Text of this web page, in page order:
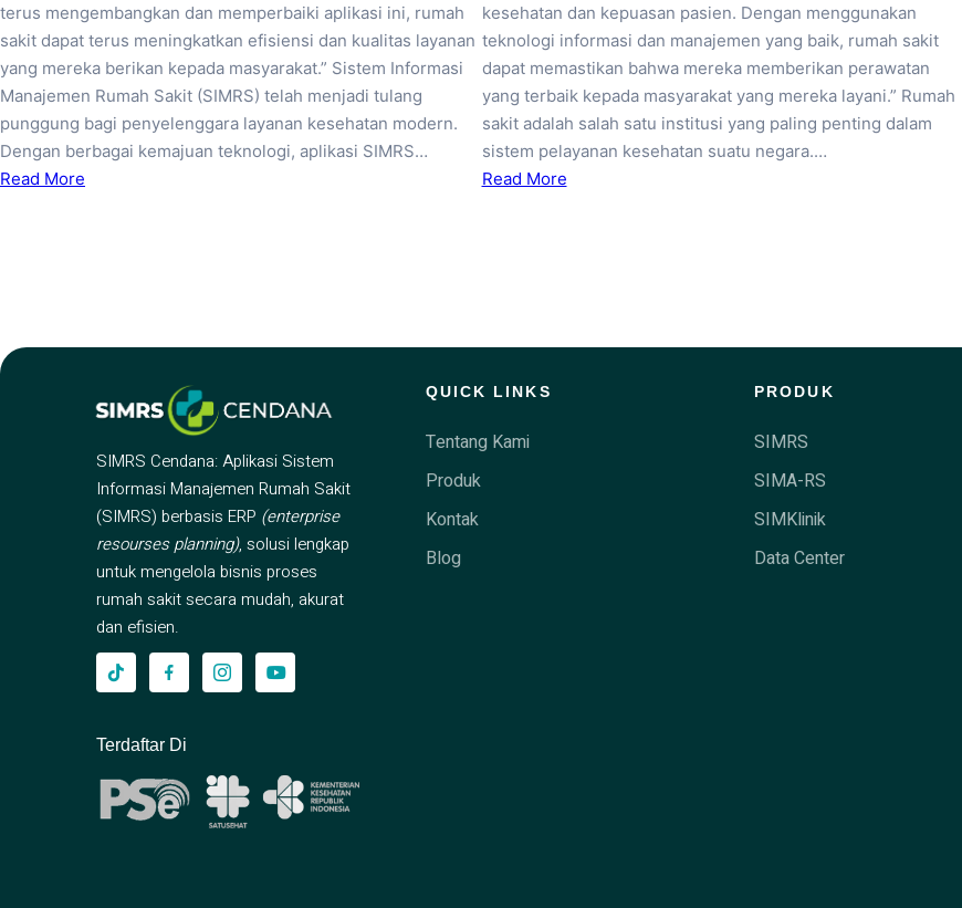
terus mengembangkan dan memperbaiki aplikasi ini, rumah
sakit dapat terus meningkatkan efisiensi dan kualitas layanan
yang mereka berikan kepada masyarakat.” Sistem Informasi
Manajemen Rumah Sakit (SIMRS) telah menjadi tulang
punggung bagi penyelenggara layanan kesehatan modern.
Dengan berbagai kemajuan teknologi, aplikasi SIMRS…
Read More
kesehatan dan kepuasan pasien. Dengan menggunakan
teknologi informasi dan manajemen yang baik, rumah sakit
dapat memastikan bahwa mereka memberikan perawatan
yang terbaik kepada masyarakat yang mereka layani.” Rumah
sakit adalah salah satu institusi yang paling penting dalam
sistem pelayanan kesehatan suatu negara.…
Read More
SIMRS Cendana: Aplikasi Sistem
Informasi Manajemen Rumah Sakit
(SIMRS) berbasis ERP (enterprise
resourses planning), solusi lengkap
untuk mengelola bisnis proses
rumah sakit secara mudah, akurat
dan efisien.
Terdaftar Di
QUICK LINKS
Tentang Kami
Produk
Kontak
Blog
PRODUK
SIMRS
SIMA-RS
SIMKlinik
Data Center